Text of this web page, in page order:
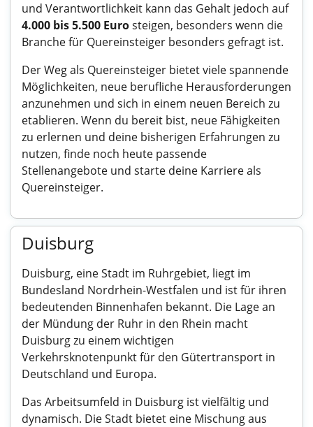
und Verantwortlichkeit kann das Gehalt jedoch auf
4.000 bis 5.500 Eurosteigen, besonders wenn die
Branche für Quereinsteiger besonders gefragt ist.
Der Weg als Quereinsteiger bietet viele spannende
Möglichkeiten, neue berufliche Herausforderungen
anzunehmen und sich in einem neuen Bereich zu
etablieren. Wenn du bereit bist, neue Fähigkeiten
zu erlernen und deine bisherigen Erfahrungen zu
nutzen, finde noch heute passende
Stellenangebote und starte deine Karriere als
Quereinsteiger.
Duisburg
Duisburg, eine Stadt im Ruhrgebiet, liegt im
Bundesland Nordrhein-Westfalen und ist für ihren
bedeutenden Binnenhafen bekannt. Die Lage an
der Mündung der Ruhr in den Rhein macht
Duisburg zu einem wichtigen
Verkehrsknotenpunkt für den Gütertransport in
Deutschland und Europa.
Das Arbeitsumfeld in Duisburg ist vielfältig und
dynamisch. Die Stadt bietet eine Mischung aus